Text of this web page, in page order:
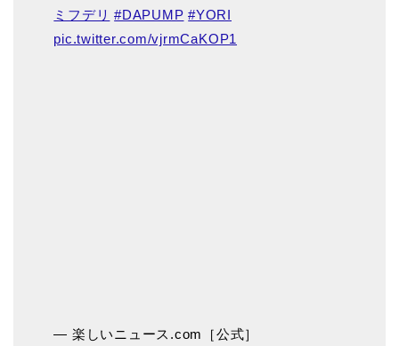
ミフデリ #DAPUMP #YORI
pic.twitter.com/vjrmCaKOP1
— 楽しいニュース.com［公式］